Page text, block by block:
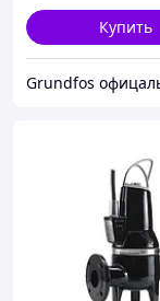
Купить